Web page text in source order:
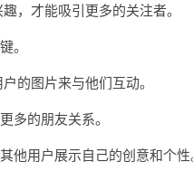
才能吸引更多的关注者。
。
图片来与他们互动。
的朋友关系。
用户展示自己的创意和个性